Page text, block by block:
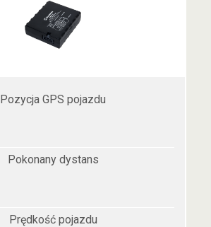
Pozycja GPS pojazdu
Pokonany dystans
Prędkość pojazdu